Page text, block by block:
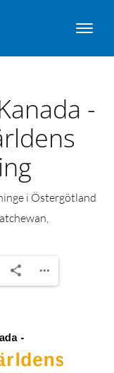
-
i Östergötland